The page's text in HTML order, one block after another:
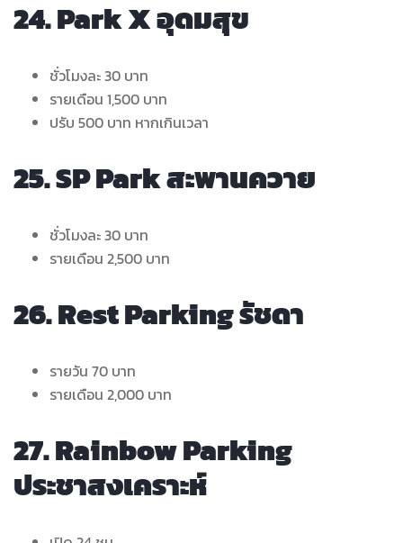
24. Park X อุดมสุข
ชั่วโมงละ 30 บาท
รายเดือน 1,500 บาท
ปรับ 500 บาท หากเกินเวลา
25. SP Park สะพานควาย
ชั่วโมงละ 30 บาท
รายเดือน 2,500 บาท
26. Rest Parking รัชดา
รายวัน 70 บาท
รายเดือน 2,000 บาท
27. Rainbow Parking
ประชาสงเคราะห์